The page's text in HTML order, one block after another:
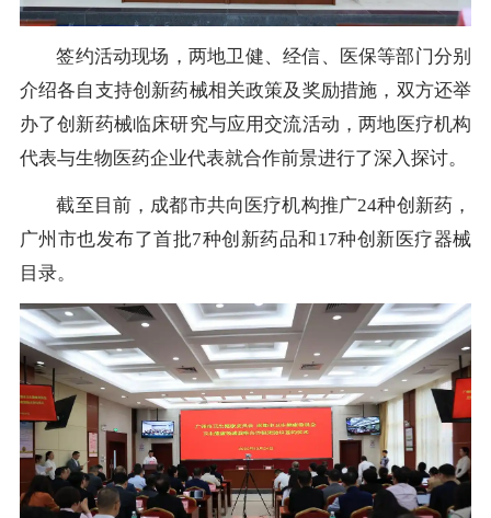
签约活动现场，两地卫健、经信、医保等部门分别
介绍各自支持创新药械相关政策及奖励措施，双方还举
办了创新药械临床研究与应用交流活动，两地医疗机构
代表与生物医药企业代表就合作前景进行了深入探讨。
截至目前，成都市共向医疗机构推广24种创新药，
广州市也发布了首批7种创新药品和17种创新医疗器械
目录。